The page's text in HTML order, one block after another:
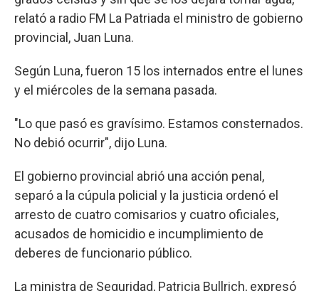
relató a radio FM La Patriada el ministro de gobierno
provincial, Juan Luna.
Según Luna, fueron 15 los internados entre el lunes
y el miércoles de la semana pasada.
"Lo que pasó es gravísimo. Estamos consternados.
No debió ocurrir", dijo Luna.
El gobierno provincial abrió una acción penal,
separó a la cúpula policial y la justicia ordenó el
arresto de cuatro comisarios y cuatro oficiales,
acusados de homicidio e incumplimiento de
deberes de funcionario público.
La ministra de Seguridad, Patricia Bullrich, expresó